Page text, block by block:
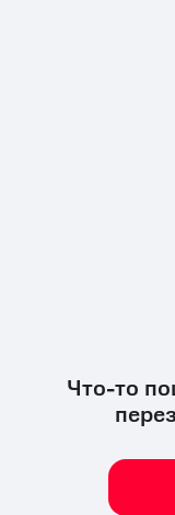
Что-то